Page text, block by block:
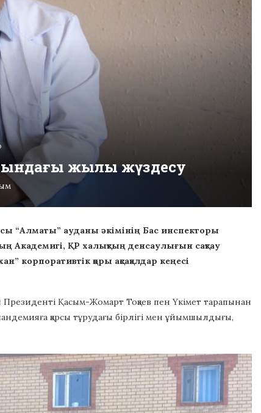
жылы жүздесу
“Алматы” ауданы әкімінің Бас инспекторы
Академигі, ҚР халықтың денсаулығын сақтау
корпоративтік қоры ақсақалдар кеңесі
Президенті Қасым-Жомарт Тоқаев пен Үкімет тарапынан
қарсы тұрудағы бірлігі мен ұйымшылдығы,